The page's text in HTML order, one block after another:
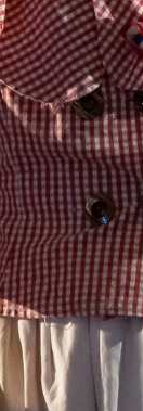
Libourne. Il
Vinitais e
avuto un'attività
a creare
Saint-Emilion.
dal
2 km di